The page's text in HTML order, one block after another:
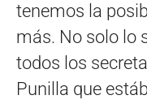
tenemos la
más. No solo lo
todos los
Punilla que